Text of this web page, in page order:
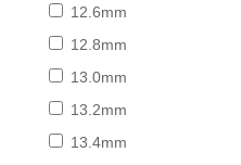
12.6mm
12.8mm
13.0mm
13.2mm
13.4mm